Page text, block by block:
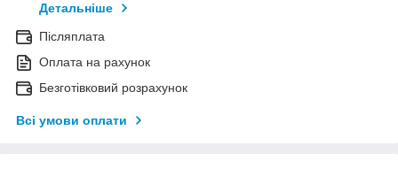
Детальніше
Післяплата
Оплата на рахунок
Безготівковий розрахунок
Всі умови оплати